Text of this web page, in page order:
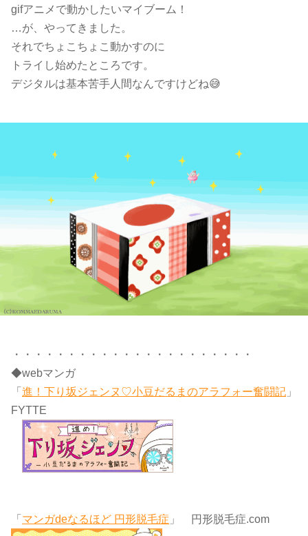
gifアニメで動かしたいマイブーム！
…が、やってきました。
それでちょこちょこ動かすのに
トライし始めたところです。
デジタルは基本苦手人間なんですけどね😅
・・・・・・・・・・・・・・・・・・・・・・
◆webマンガ
「 進！下り坂ジェンヌ♡小豆だるまのアラフォー奮闘記 」
FYTTE
「 マンガdeなるほど 円形脱毛症 」 円形脱毛症.com